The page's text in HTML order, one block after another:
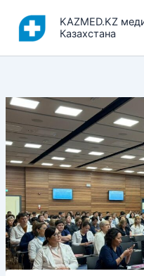
содержимому
KAZMED.KZ
Казахстана